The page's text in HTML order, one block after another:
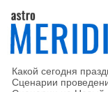
Какой сегодня
Сценарии